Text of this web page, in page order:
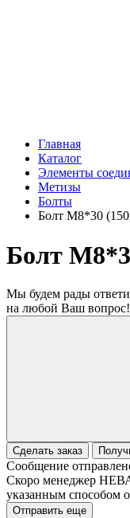
Главная
Каталог
Элементы
Метизы
Болты
Болт М8*30
Болт
Мы будем рады
на любой Ваш вопрос!
Сделать заказ
Сообщение
Скоро менеджер
указанным способом
Отправить еще